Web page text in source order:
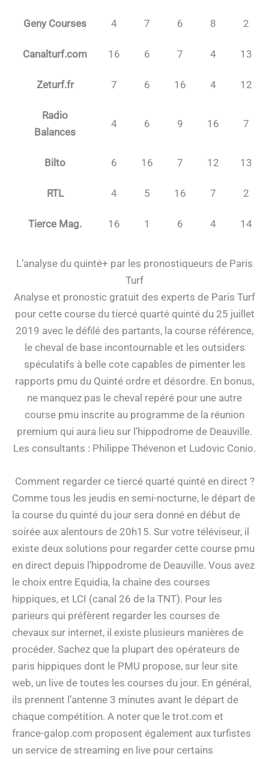
Geny Courses 4 7 6 8 2
Canalturf.com 16 6 7 4 13
Zeturf.fr 7 6 16 4 12
Radio
Balances
4 6 9 16 7
Bilto 6 16 7 12 13
RTL 4 5 16 7 2
Tierce Mag. 16 1 6 4 14
L’analyse du quinté+ par les pronostiqueurs de Paris
Turf
Analyse et pronostic gratuit des experts de Paris Turf
pour cette course du tiercé quarté quinté du 25 juillet
2019 avec le défilé des partants, la course référence,
le cheval de base incontournable et les outsiders
spéculatifs à belle cote capables de pimenter les
rapports pmu du Quinté ordre et désordre. En bonus,
ne manquez pas le cheval repéré pour une autre
course pmu inscrite au programme de la réunion
premium qui aura lieu sur l’hippodrome de Deauville.
Les consultants : Philippe Thévenon et Ludovic Conio.
Comment regarder ce tiercé quarté quinté en direct ?
Comme tous les jeudis en semi-nocturne, le départ de
la course du quinté du jour sera donné en début de
soirée aux alentours de 20h15. Sur votre téléviseur, il
existe deux solutions pour regarder cette course pmu
en direct depuis l’hippodrome de Deauville. Vous avez
le choix entre Equidia, la chaîne des courses
hippiques, et LCI (canal 26 de la TNT). Pour les
parieurs qui préfèrent regarder les courses de
chevaux sur internet, il existe plusieurs manières de
procéder. Sachez que la plupart des opérateurs de
paris hippiques dont le PMU propose, sur leur site
web, un live de toutes les courses du jour. En général,
ils prennent l’antenne 3 minutes avant le départ de
chaque compétition. A noter que le trot.com et
france-galop.com proposent également aux turfistes
un service de streaming en live pour certains